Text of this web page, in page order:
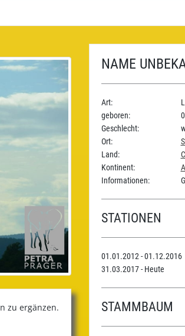
zu ergänzen.
NAME
Art:
geboren:
Geschlecht:
Ort:
Land:
Kontinent:
Informationen:
STATIONEN
01.01.2012 - 01.12.2016
31.03.2017 - Heute
STAMMBAUM